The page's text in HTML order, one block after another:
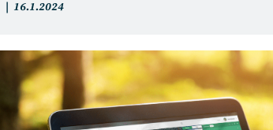
Artikkelin
Artikkeli
16.1.2024